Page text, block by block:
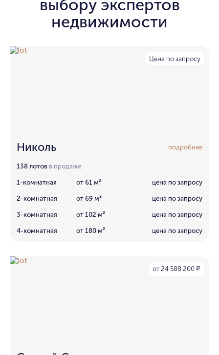
выбору экспертов
недвижимости
Цена по запросу
Николь подробнее
138 лотов в продаже
1-комнатная от 61 м² цена по запросу
2-комнатная от 69 м² цена по запросу
3-комнатная от 102 м² цена по запросу
4-комнатная от 180 м² цена по запросу
от 24 588 200 ₽